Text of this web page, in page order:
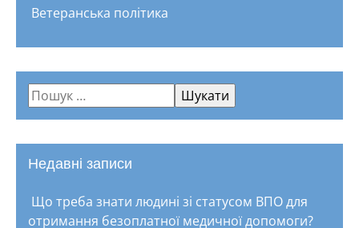
Ветеранська політика
Недавні записи
Що треба знати людині зі статусом ВПО для
отримання безоплатної медичної допомоги?